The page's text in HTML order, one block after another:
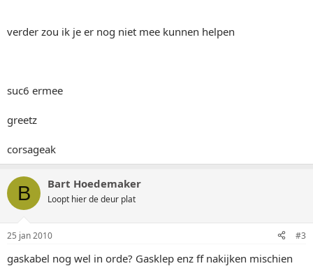
verder zou ik je er nog niet mee kunnen helpen
suc6 ermee
greetz
corsageak
B Bart Hoedemaker
Loopt hier de deur plat
25 jan 2010 #3
gaskabel nog wel in orde? Gasklep enz ff nakijken mischien